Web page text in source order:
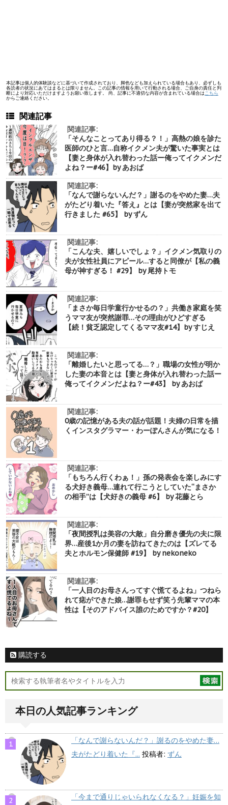
本記事は個人的体験談などに基づいて作成されており、脚色なども加えられている場合もあり、必ずしも
各読者の状況にあてはまるとは限りません。この記事の情報を用いて行動される場合、ご自身の責任と判
断により対応いただけますようお願い致します。 尚、記事に不適切な内容が含まれている場合は こちら
からご連絡ください。
関連記事
関連記事:
「そんなことってあり得る？！」高熱の娘を診た
医師のひと言…自称イクメン夫が驚いた事実とは
【妻と身体が入れ替わった話ー俺ってイクメンだ
よね？ー#46】by あおば
関連記事:
「なんで謝らないんだ？」謝るのをやめた妻…夫
がたどり着いた『答え』とは【妻が突然家を出て
行きました #65】 by ずん
関連記事:
「こんな夫、嬉しいでしょ？」イクメン気取りの
夫が女性社員にアピール…すると同僚が【私の義
母が神すぎる！ #29】 by 尾持トモ
関連記事:
「まさか毎日学童行かせるの？」共働き家庭を笑
うママ友が突然謝罪…その理由がひどすぎる
【続！貧乏認定してくるママ友#14】by すじえ
関連記事:
「離婚したいと思ってる…？」職場の女性が明か
した妻の本音とは【妻と身体が入れ替わった話ー
俺ってイクメンだよね？ー#43】 by あおば
関連記事:
0歳の記憶がある夫の話が話題！夫婦の日常を描
くインスタグラマー・わーぽんさんが気になる！
関連記事:
「もちろん行くわぁ！」孫の発表会を楽しみにす
る犬好き義母…連れて行こうとしていた“まさか
の相手”は【犬好きの義母 #6】 by 花藤とら
関連記事:
「夜間授乳は美容の大敵」自分磨き優先の夫に限
界…産後1か月の妻を訪ねてきたのは【ズレてる
夫とホルモン保健師 #19】 by nekoneko
関連記事:
「一人目のお母さんってすぐ慌てるよね」つねら
れて痣ができた娘…謝罪もせず笑う先輩ママの本
性は【そのアドバイス誰のためですか？#20】
購読する
本日の人気記事ランキング
「なんで謝らないんだ？」謝るのをやめた妻…
夫がたどり着いた『... 投稿者: ずん
「今まで通りじゃいられなくなる？」妊娠を知